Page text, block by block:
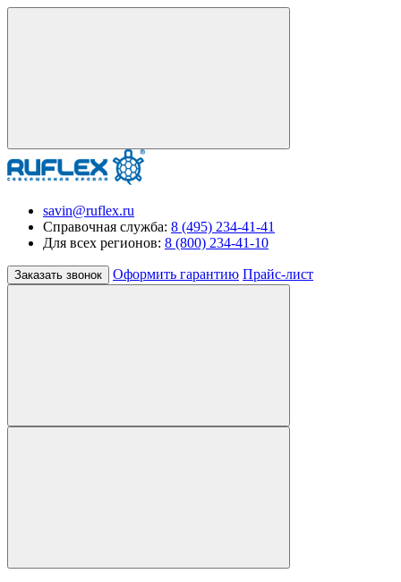
savin@ruflex.ru
Справочная служба: 8 (495) 234-41-41
Для всех регионов: 8 (800) 234-41-10
Заказать звонок Оформить гарантию Прайс-лист